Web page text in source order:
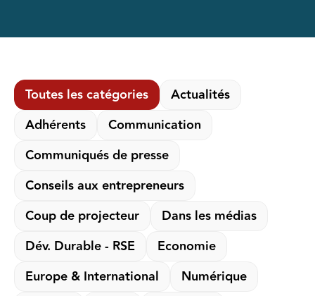
Actualités
Adhérents
Communication
Communiqués de presse
Conseils aux entrepreneurs
Coup de projecteur
Dans les médias
Dév. Durable - RSE
Economie
Europe & International
Numérique
Toutes les catégories